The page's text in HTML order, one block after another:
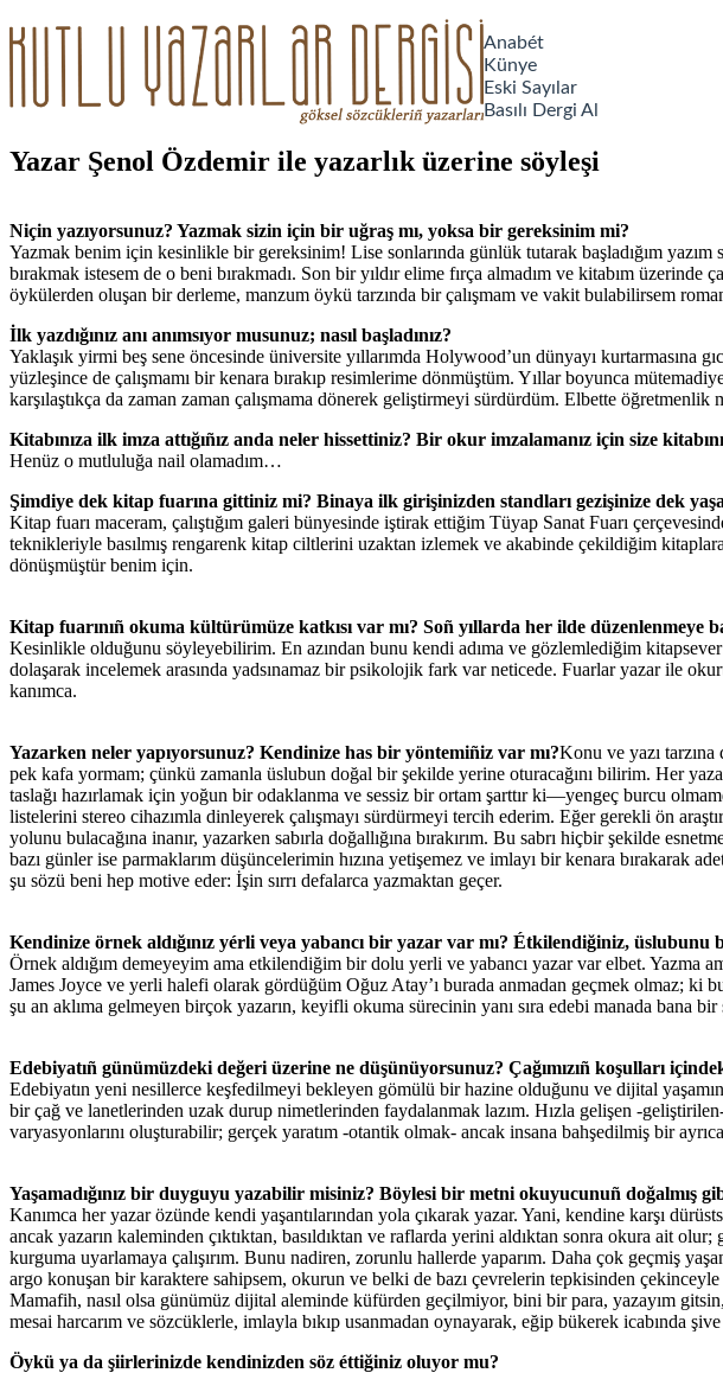
Anabét
Künye
Eski Sayılar
Basılı Dergi Al
Yazar Şenol Özdemir ile yazarlık üzerine söyleşi
Niçin yazıyorsunuz? Yazmak sizin için bir uğraş mı, yoksa bir gereksinim mi?
Yazmak benim için kesinlikle bir gereksinim! Lise sonlarında günlük tutarak başladığım
bırakmak istesem de o beni bırakmadı. Son bir yıldır elime fırça almadım ve kitabım üzerinde
öykülerden oluşan bir derleme, manzum öykü tarzında bir çalışmam ve vakit bulabilirsem
İlk yazdığınız anı anımsıyor musunuz; nasıl başladınız?
Yaklaşık yirmi beş sene öncesinde üniversite yıllarımda Holywood’un dünyayı kurtarmasına
yüzleşince de çalışmamı bir kenara bırakıp resimlerime dönmüştüm. Yıllar boyunca
karşılaştıkça da zaman zaman çalışmama dönerek geliştirmeyi sürdürdüm. Elbette
Kitabınıza ilk imza attığıñız anda neler hissettiniz? Bir okur imzalamanız için size
Henüz o mutluluğa nail olamadım…
Şimdiye dek kitap fuarına gittiniz mi? Binaya ilk girişinizden standları gezişinize dek
Kitap fuarı maceram, çalıştığım galeri bünyesinde iştirak ettiğim Tüyap Sanat Fuarı
teknikleriyle basılmış rengarenk kitap ciltlerini uzaktan izlemek ve akabinde çekildiğim
dönüşmüştür benim için.
Kitap fuarınıñ okuma kültürümüze katkısı var mı? Soñ yıllarda her ilde düzenlenmeye
Kesinlikle olduğunu söyleyebilirim. En azından bunu kendi adıma ve gözlemlediğim
dolaşarak incelemek arasında yadsınamaz bir psikolojik fark var neticede. Fuarlar yazar ile
kanımca.
Yazarken neler yapıyorsunuz? Kendinize has bir yöntemiñiz var mı?Konu ve yazı
pek kafa yormam; çünkü zamanla üslubun doğal bir şekilde yerine oturacağını bilirim. Her
taslağı hazırlamak için yoğun bir odaklanma ve sessiz bir ortam şarttır ki—yengeç burcu
listelerini stereo cihazımla dinleyerek çalışmayı sürdürmeyi tercih ederim. Eğer gerekli ön
yolunu bulacağına inanır, yazarken sabırla doğallığına bırakırım. Bu sabrı hiçbir şekilde
bazı günler ise parmaklarım düşüncelerimin hızına yetişemez ve imlayı bir kenara bırakarak
şu sözü beni hep motive eder: İşin sırrı defalarca yazmaktan geçer.
Kendinize örnek aldığınız yérli veya yabancı bir yazar var mı? Étkilendiğiniz, üslubunu
Örnek aldığım demeyeyim ama etkilendiğim bir dolu yerli ve yabancı yazar var elbet.
James Joyce ve yerli halefi olarak gördüğüm Oğuz Atay’ı burada anmadan geçmek olmaz;
şu an aklıma gelmeyen birçok yazarın, keyifli okuma sürecinin yanı sıra edebi manada bana bir
Edebiyatıñ günümüzdeki değeri üzerine ne düşünüyorsunuz? Çağımızıñ koşulları
Edebiyatın yeni nesillerce keşfedilmeyi bekleyen gömülü bir hazine olduğunu ve dijital
bir çağ ve lanetlerinden uzak durup nimetlerinden faydalanmak lazım. Hızla gelişen -
varyasyonlarını oluşturabilir; gerçek yaratım -otantik olmak- ancak insana bahşedilmiş bir
Yaşamadığınız bir duyguyu yazabilir misiniz? Böylesi bir metni okuyucunuñ doğalmış
Kanımca her yazar özünde kendi yaşantılarından yola çıkarak yazar. Yani, kendine karşı
ancak yazarın kaleminden çıktıktan, basıldıktan ve raflarda yerini aldıktan sonra okura ait
kurguma uyarlamaya çalışırım. Bunu nadiren, zorunlu hallerde yaparım. Daha çok geçmiş
argo konuşan bir karaktere sahipsem, okurun ve belki de bazı çevrelerin tepkisinden
Mamafih, nasıl olsa günümüz dijital aleminde küfürden geçilmiyor, bini bir para, yazayım
mesai harcarım ve sözcüklerle, imlayla bıkıp usanmadan oynayarak, eğip bükerek icabında
Öykü ya da şiirlerinizde kendinizden söz éttiğiniz oluyor mu?